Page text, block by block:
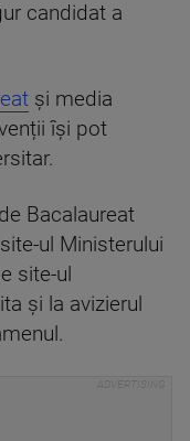
candidat a
și media
își pot
Bacalaureat
ul Ministerului
site-ul
și la avizierul